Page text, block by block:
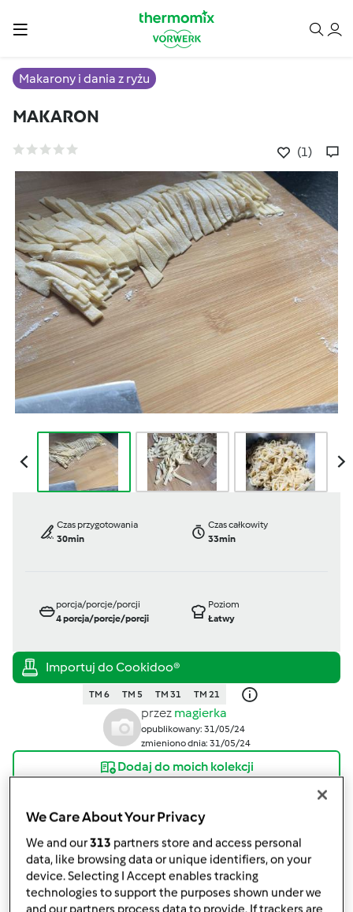
Makarony i dania z ryżu
MAKARON
(1)
Czas przygotowania
30min
Czas całkowity
33min
porcja/porcje/porcji
4porcja/porcje/porcji
Poziom
Łatwy
TM 6 TM 5 TM 31 TM 21
przez magierka
opublikowany: 31/05/24
zmieniono dnia: 31/05/24
Dodaj do moich kolekcji
Stwórz wariant
We Care About Your Privacy
We and our313 partners store and access personal
data, like browsing data or unique identifiers, on your
device. Selecting I Accept enables tracking
technologies to support the purposes shown under we
and our partners process data to provide. If trackers are